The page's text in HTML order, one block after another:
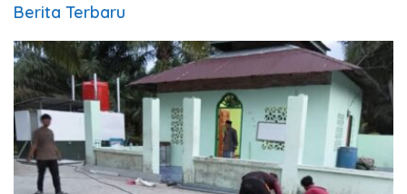
Berita Terbaru